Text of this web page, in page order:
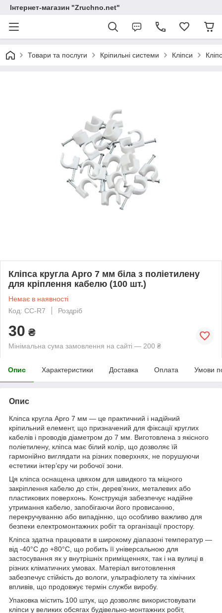
Інтернет-магазин "Zruchno.net"
Товари та послуги Кріпильні системи Кліпси
Кліпса кругла Apro 7 мм біла з поліетилену
для кріплення кабелю (100 шт.)
Немає в наявності
Код: CC-R7
Роздріб
30 ₴
Мінімальна сума замовлення на сайті — 200 ₴
Опис Характеристики Доставка Оплата Умови
Опис
Кліпса кругла Apro 7 мм — це практичний і надійний
кріпильний елемент, що призначений для фіксації круглих
кабелів і проводів діаметром до 7 мм. Виготовлена з якісного
поліетилену, кліпса має білий колір, що дозволяє їй
гармонійно виглядати на різних поверхнях, не порушуючи
естетики інтер’єру чи робочої зони.
Ця кліпса оснащена цвяхом для швидкого та міцного
закріплення кабелю до стін, дерев’яних, металевих або
пластикових поверхонь. Конструкція забезпечує надійне
утримання кабелю, запобігаючи його провисанню,
перекручуванню або випадінню, що особливо важливо для
безпеки електромонтажних робіт та організації простору.
Кліпса здатна працювати в широкому діапазоні температур —
від -40°С до +80°С, що робить її універсальною для
застосування як у внутрішніх приміщеннях, так і на вулиці в
різних кліматичних умовах. Матеріал виготовлення
забезпечує стійкість до вологи, ультрафіолету та хімічних
впливів, що продовжує термін служби виробу.
Упаковка містить 100 штук, що дозволяє використовувати
кліпси у великих обсягах будівельно-монтажних робіт,